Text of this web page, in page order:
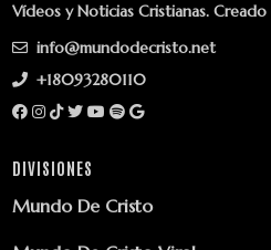
Vídeos y Noticias Cristianas.
info@mundodecristo.net
+18093280110
DIVISIONES
Mundo De Cristo